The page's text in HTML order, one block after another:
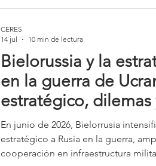
Bielorussia y la
en la guerra de
estratégico, dilemas
perspectivas futuras
En junio de 2026, Bielorrusia
estratégico a Rusia en la guerra,
cooperación en infraestructura
CERES
14 jul
10 min de lectura